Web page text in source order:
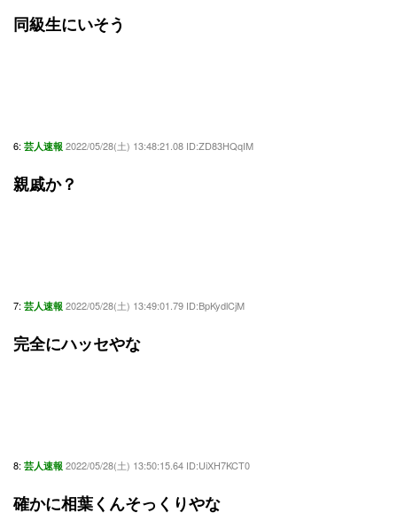
同級生にいそう
6: 芸人速報 2022/05/28(土) 13:48:21.08 ID:ZD83HQqIM
親戚か？
7: 芸人速報 2022/05/28(土) 13:49:01.79 ID:BpKydlCjM
完全にハッセやな
8: 芸人速報 2022/05/28(土) 13:50:15.64 ID:UiXH7KCT0
確かに相葉くんそっくりやな